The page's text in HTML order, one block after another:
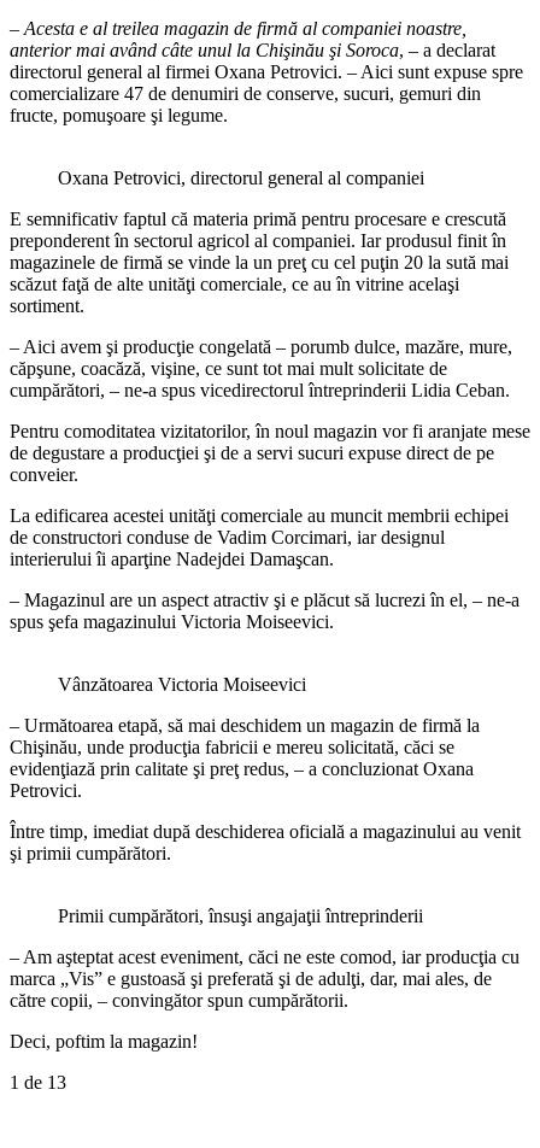
– Acesta e al treilea magazin de firmă al companiei noastre,
anterior mai având câte unul la Chişinău şi Soroca, – a declarat
directorul general al firmei Oxana Petrovici. – Aici sunt expuse spre
comercializare 47 de denumiri de conserve, sucuri, gemuri din
fructe, pomuşoare şi legume.
Oxana Petrovici, directorul general al companiei
E semnificativ faptul că materia primă pentru procesare e crescută
preponderent în sectorul agricol al companiei. Iar produsul finit în
magazinele de firmă se vinde la un preţ cu cel puţin 20 la sută mai
scăzut faţă de alte unităţi comerciale, ce au în vitrine acelaşi
sortiment.
– Aici avem şi producţie congelată – porumb dulce, mazăre, mure,
căpşune, coacăză, vişine, ce sunt tot mai mult solicitate de
cumpărători, – ne-a spus vicedirectorul întreprinderii Lidia Ceban.
Pentru comoditatea vizitatorilor, în noul magazin vor fi aranjate mese
de degustare a producţiei şi de a servi sucuri expuse direct de pe
conveier.
La edificarea acestei unităţi comerciale au muncit membrii echipei
de constructori conduse de Vadim Corcimari, iar designul
interierului îi aparţine Nadejdei Damaşcan.
– Magazinul are un aspect atractiv şi e plăcut să lucrezi în el, – ne-a
spus şefa magazinului Victoria Moiseevici.
Vânzătoarea Victoria Moiseevici
– Următoarea etapă, să mai deschidem un magazin de firmă la
Chişinău, unde producţia fabricii e mereu solicitată, căci se
evidenţiază prin calitate şi preţ redus, – a concluzionat Oxana
Petrovici.
Între timp, imediat după deschiderea oficială a magazinului au venit
şi primii cumpărători.
Primii cumpărători, însuşi angajaţii întreprinderii
– Am aşteptat acest eveniment, căci ne este comod, iar producţia cu
marca „Vis” e gustoasă şi preferată şi de adulţi, dar, mai ales, de
către copii, – convingător spun cumpărătorii.
Deci, poftim la magazin!
1 de 13